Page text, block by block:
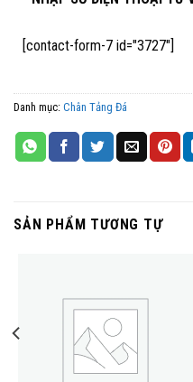
[contact-form-7 id="3727"]
Danh mục: Chân Tảng Đá
SẢN PHẨM TƯƠNG TỰ